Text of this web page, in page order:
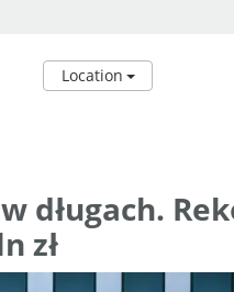
Location
długach.
zł